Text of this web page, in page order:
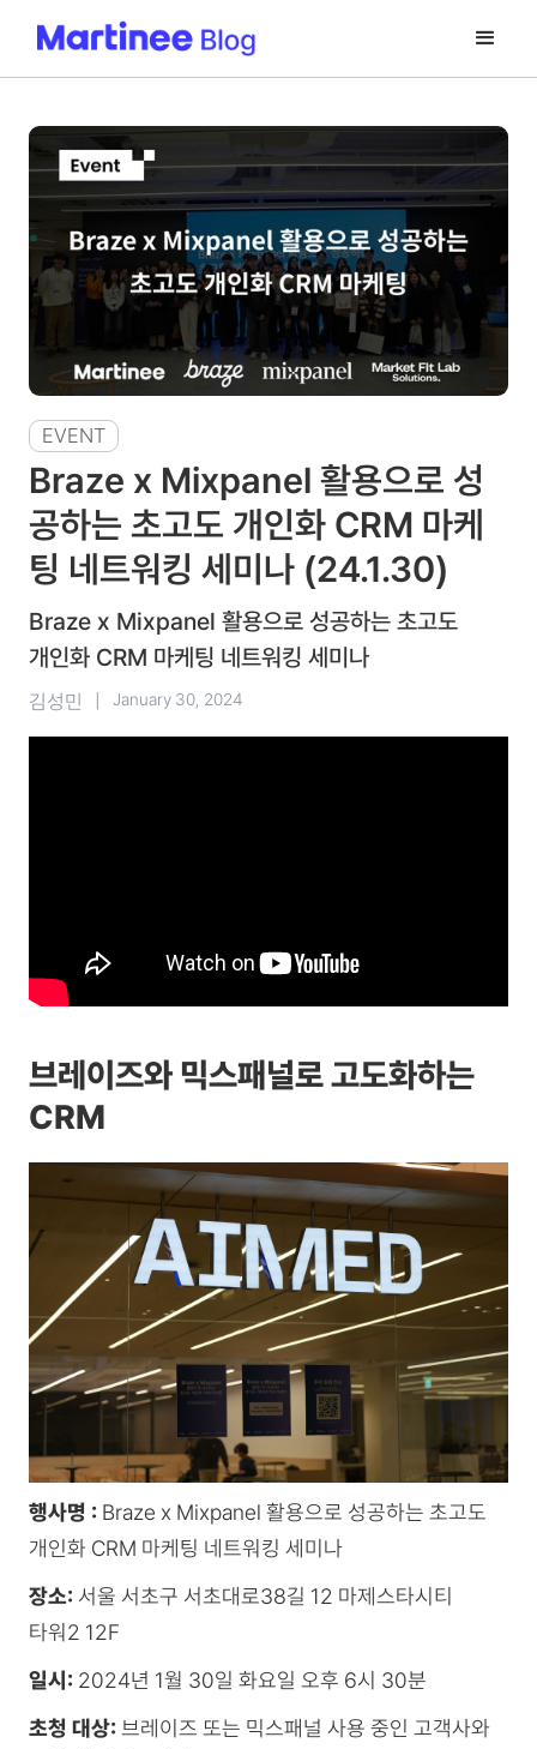
EVENT
Braze x Mixpanel 활용으로 성
공하는 초고도 개인화 CRM 마케
팅 네트워킹 세미나 (24.1.30)
Braze x Mixpanel 활용으로 성공하는 초고도
개인화 CRM 마케팅 네트워킹 세미나
김성민 January 30, 2024
브레이즈와 믹스패널로 고도화하는
CRM
행사명 : Braze x Mixpanel 활용으로 성공하는 초고도
개인화 CRM 마케팅 네트워킹 세미나
장소: 서울 서초구 서초대로38길 12 마제스타시티
타워2 12F
일시: 2024년 1월 30일 화요일 오후 6시 30분
초청 대상: 브레이즈 또는 믹스패널 사용 중인 고객사와